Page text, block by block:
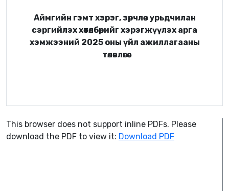
Аймгийн гэмт хэрэг, зөрчлөөс урьдчилан
сэргийлэх хөтөлбөрийг хэрэгжүүлэх арга
хэмжээний 2025 оны үйл ажиллагааны
төлөвлөгөө
This browser does not support inline PDFs. Please
download the PDF to view it: Download PDF